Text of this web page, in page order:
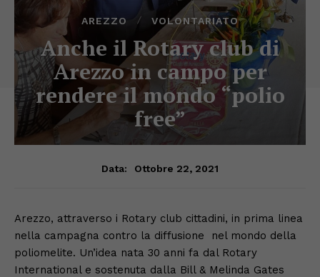
AREZZO VOLONTARIATO
Anche il Rotary club di
Arezzo in campo per
rendere il mondo “polio
free”
Data: Ottobre 22, 2021
Arezzo, attraverso i Rotary club cittadini, in prima linea
nella campagna contro la diffusione nel mondo della
poliomelite. Un’idea nata 30 anni fa dal Rotary
International e sostenuta dalla Bill & Melinda Gates